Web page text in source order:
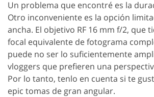
Un problema que encontré es la
Otro inconveniente es la opción
ancha. El objetivo RF 16 mm f/2, que
focal equivalente de fotograma
puede no ser lo suficientemente
vloggers que prefieren una
Por lo tanto, tenlo en cuenta si te
epic tomas de gran angular.